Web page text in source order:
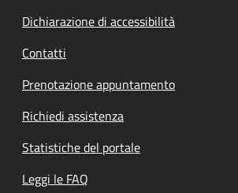
Dichiarazione di accessibilità
Contatti
Prenotazione appuntamento
Richiedi assistenza
Statistiche del portale
Leggi le FAQ